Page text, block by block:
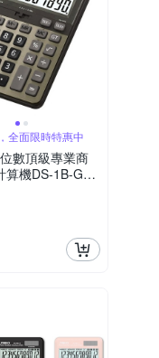
全面限時特惠中
數頂級專業商
算機DS-1B-GD-